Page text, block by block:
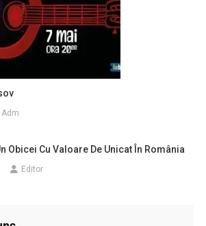
Adm
Obicei Cu Valoare De Unicat În România
Editor